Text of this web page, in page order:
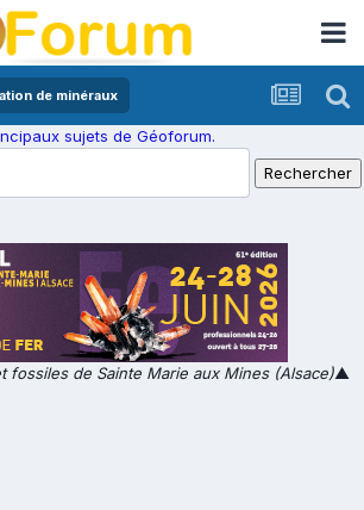
de minéraux
sujets de Géoforum.
fossiles de Sainte Marie aux Mines (Alsace)▲